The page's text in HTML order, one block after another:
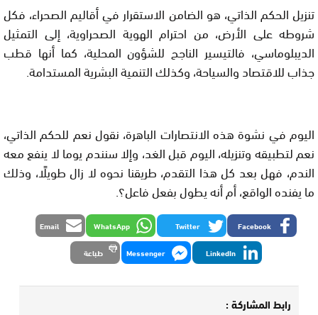
تنزيل الحكم الذاتي، هو الضامن الاستقرار في أقاليم الصحراء، فكل
شروطه على الأرض، من احترام الهوية الصحراوية، إلى التمثيل
الديبلوماسي، فالتيسير الناجح للشؤون المحلية، كما أنها قطب
جذاب للاقتصاد والسياحة، وكذلك التنمية البشرية المستدامة.
اليوم في نشوة هذه الانتصارات الباهرة، نقول نعم للحكم الذاتي،
نعم لتطبيقه وتنزيله، اليوم قبل الغد، وإلا سنندم يوما لا ينفع معه
الندم، فهل بعد كل هذا التقدم، طريقنا نحوه لا زال طويلًا، وذلك
ما يفنده الواقع، أم أنه يطول بفعل فاعل؟.
Facebook
Twitter
WhatsApp
Email
LinkedIn
Messenger طباعة
رابط المشاركة :